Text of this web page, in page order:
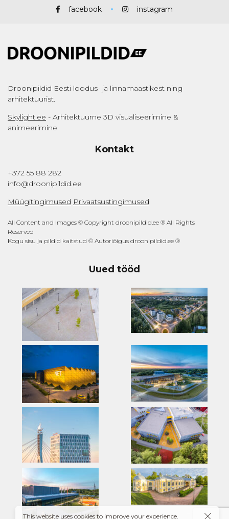
facebook instagram
Droonipildid Eesti loodus- ja linnamaastikest ning
arhitektuurist.
Skylight.ee - Arhitektuurne 3D visualiseerimine &
animeerimine
Kontakt
+372 55 88 282
info@droonipildid.ee
Müügitingimused Privaatsustingimused
All Content and Images © Copyright droonipildid.ee ® All Rights
Reserved
Kogu sisu ja pildid kaitstud © Autoriõigus droonipildid.ee ®
Uued tööd
This website uses cookies to improve your experience.